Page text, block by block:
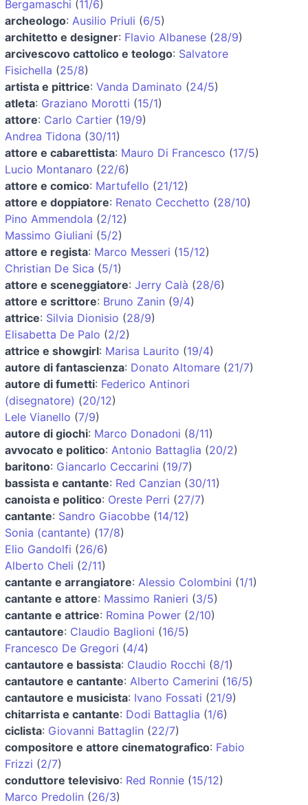
Bergamaschi (11/6)
archeologo: Ausilio Priuli (6/5)
architetto e designer: Flavio Albanese (28/9)
arcivescovo cattolico e teologo: Salvatore
Fisichella (25/8)
artista e pittrice: Vanda Daminato (24/5)
atleta: Graziano Morotti (15/1)
attore: Carlo Cartier (19/9)
Andrea Tidona (30/11)
attore e cabarettista: Mauro Di Francesco (17/5)
Lucio Montanaro (22/6)
attore e comico: Martufello (21/12)
attore e doppiatore: Renato Cecchetto (28/10)
Pino Ammendola (2/12)
Massimo Giuliani (5/2)
attore e regista: Marco Messeri (15/12)
Christian De Sica (5/1)
attore e sceneggiatore: Jerry Calà (28/6)
attore e scrittore: Bruno Zanin (9/4)
attrice: Silvia Dionisio (28/9)
Elisabetta De Palo (2/2)
attrice e showgirl: Marisa Laurito (19/4)
autore di fantascienza: Donato Altomare (21/7)
autore di fumetti: Federico Antinori
(disegnatore) (20/12)
Lele Vianello (7/9)
autore di giochi: Marco Donadoni (8/11)
avvocato e politico: Antonio Battaglia (20/2)
baritono: Giancarlo Ceccarini (19/7)
bassista e cantante: Red Canzian (30/11)
canoista e politico: Oreste Perri (27/7)
cantante: Sandro Giacobbe (14/12)
Sonia (cantante) (17/8)
Elio Gandolfi (26/6)
Alberto Cheli (2/11)
cantante e arrangiatore: Alessio Colombini (1/1)
cantante e attore: Massimo Ranieri (3/5)
cantante e attrice: Romina Power (2/10)
cantautore: Claudio Baglioni (16/5)
Francesco De Gregori (4/4)
cantautore e bassista: Claudio Rocchi (8/1)
cantautore e cantante: Alberto Camerini (16/5)
cantautore e musicista: Ivano Fossati (21/9)
chitarrista e cantante: Dodi Battaglia (1/6)
ciclista: Giovanni Battaglin (22/7)
compositore e attore cinematografico: Fabio
Frizzi (2/7)
conduttore televisivo: Red Ronnie (15/12)
Marco Predolin (26/3)